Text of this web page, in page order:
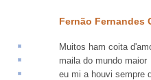
Fernão Fernandes
Muitos ham coita
maila do mundo maior
eu mi a houvi sempre